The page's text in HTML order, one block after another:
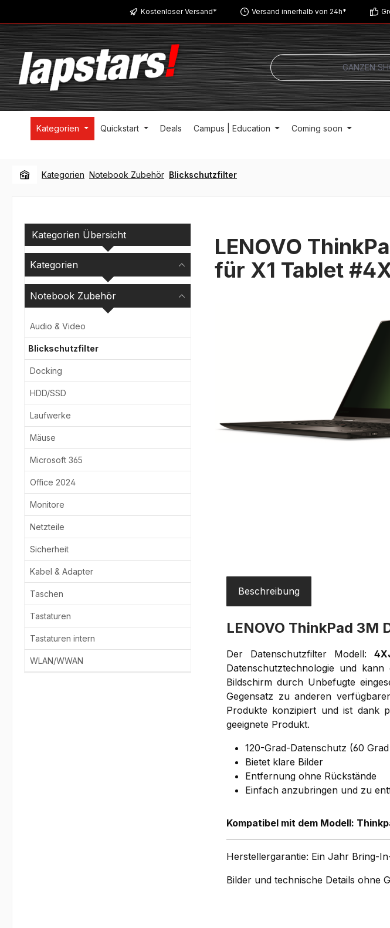
Zur Hauptnavigation springenKostenloser Versand* Versand innerhalb von 24h*
Kategorien Quickstart Deals Campus | Education Coming soon
Kategorien Notebook Zubehör Blickschutzfilter
Kategorien Übersicht
Kategorien
Notebook Zubehör
Audio & Video
Blickschutzfilter
Docking
HDD/SSD
Laufwerke
Mäuse
Microsoft 365
Office 2024
Monitore
Netzteile
Sicherheit
Kabel & Adapter
Taschen
Tastaturen
Tastaturen intern
WLAN/WWAN
LENOVO
für X1 Tablet
Beschreibung
LENOVO ThinkPad
Der Datenschutzfilter Modell:
Datenschutztechnologie und
Bildschirm durch Unbefugte
Gegensatz zu anderen
Produkte konzipiert und ist dank
geeignete Produkt.
120-Grad-Datenschutz (60
Bietet klare Bilder
Entfernung ohne Rückstände
Einfach anzubringen und zu
Kompatibel mit dem Modell:
Herstellergarantie: Ein Jahr Bring-
Bilder und technische Details ohne